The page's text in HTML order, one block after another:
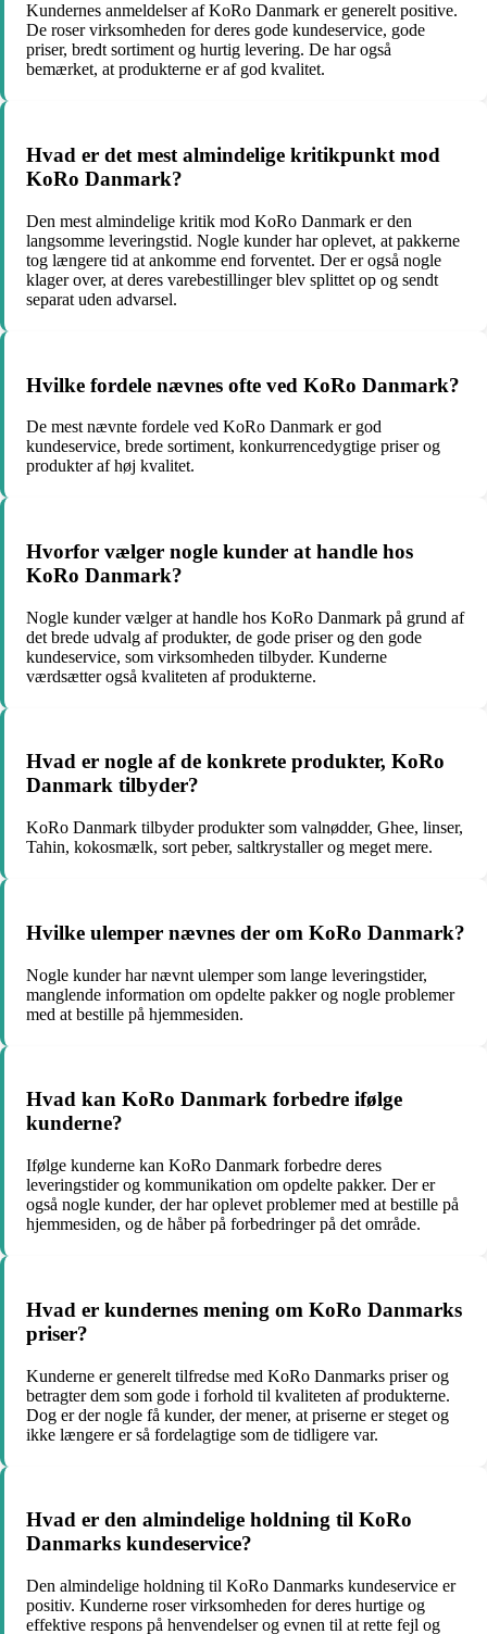
Kundernes anmeldelser af KoRo Danmark er generelt positive.
De roser virksomheden for deres gode kundeservice, gode
priser, bredt sortiment og hurtig levering. De har også
bemærket, at produkterne er af god kvalitet.
Hvad er det mest almindelige kritikpunkt mod
KoRo Danmark?
Den mest almindelige kritik mod KoRo Danmark er den
langsomme leveringstid. Nogle kunder har oplevet, at pakkerne
tog længere tid at ankomme end forventet. Der er også nogle
klager over, at deres varebestillinger blev splittet op og sendt
separat uden advarsel.
Hvilke fordele nævnes ofte ved KoRo Danmark?
De mest nævnte fordele ved KoRo Danmark er god
kundeservice, brede sortiment, konkurrencedygtige priser og
produkter af høj kvalitet.
Hvorfor vælger nogle kunder at handle hos
KoRo Danmark?
Nogle kunder vælger at handle hos KoRo Danmark på grund af
det brede udvalg af produkter, de gode priser og den gode
kundeservice, som virksomheden tilbyder. Kunderne
værdsætter også kvaliteten af produkterne.
Hvad er nogle af de konkrete produkter, KoRo
Danmark tilbyder?
KoRo Danmark tilbyder produkter som valnødder, Ghee, linser,
Tahin, kokosmælk, sort peber, saltkrystaller og meget mere.
Hvilke ulemper nævnes der om KoRo Danmark?
Nogle kunder har nævnt ulemper som lange leveringstider,
manglende information om opdelte pakker og nogle problemer
med at bestille på hjemmesiden.
Hvad kan KoRo Danmark forbedre ifølge
kunderne?
Ifølge kunderne kan KoRo Danmark forbedre deres
leveringstider og kommunikation om opdelte pakker. Der er
også nogle kunder, der har oplevet problemer med at bestille på
hjemmesiden, og de håber på forbedringer på det område.
Hvad er kundernes mening om KoRo Danmarks
priser?
Kunderne er generelt tilfredse med KoRo Danmarks priser og
betragter dem som gode i forhold til kvaliteten af produkterne.
Dog er der nogle få kunder, der mener, at priserne er steget og
ikke længere er så fordelagtige som de tidligere var.
Hvad er den almindelige holdning til KoRo
Danmarks kundeservice?
Den almindelige holdning til KoRo Danmarks kundeservice er
positiv. Kunderne roser virksomheden for deres hurtige og
effektive respons på henvendelser og evnen til at rette fejl og